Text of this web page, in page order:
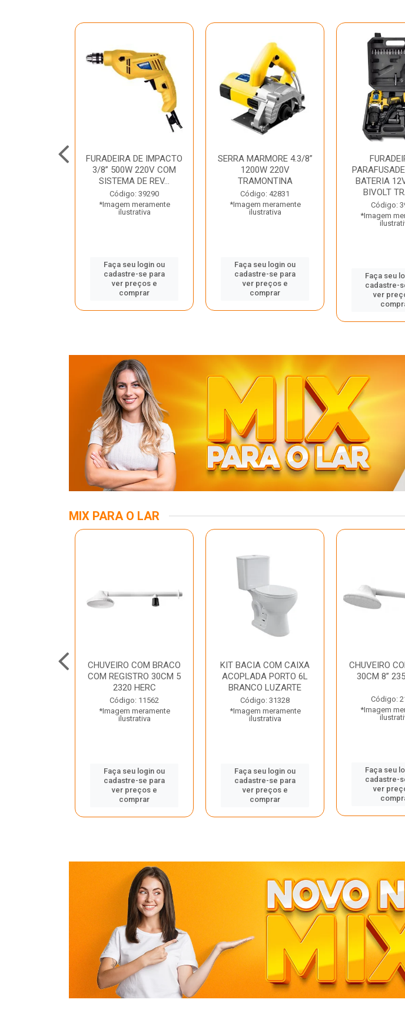
FURADEIRA DE IMPACTO
3/8” 500W 220V COM
SISTEMA DE REV...
Código: 39290
*Imagem meramente
ilustrativa
Faça seu login ou
cadastre-se para
ver preços e
comprar
SERRA MARMORE 4.3/8”
1200W 220V
TRAMONTINA
Código: 42831
*Imagem meramente
ilustrativa
Faça seu login ou
cadastre-se para
ver preços e
comprar
BATERIA
BIVOLT
Código:
*Imagem
Faça seu
cadastre-
ver
MIX PARA O LAR
CHUVEIRO COM BRACO
COM REGISTRO 30CM 5
2320 HERC
Código: 11562
*Imagem meramente
ilustrativa
Faça seu login ou
cadastre-se para
ver preços e
comprar
KIT BACIA COM CAIXA
ACOPLADA PORTO 6L
BRANCO LUZARTE
Código: 31328
*Imagem meramente
ilustrativa
Faça seu login ou
cadastre-se para
ver preços e
comprar
CHUVEIRO
30CM 8”
Código:
*Imagem
Faça seu
cadastre-
ver